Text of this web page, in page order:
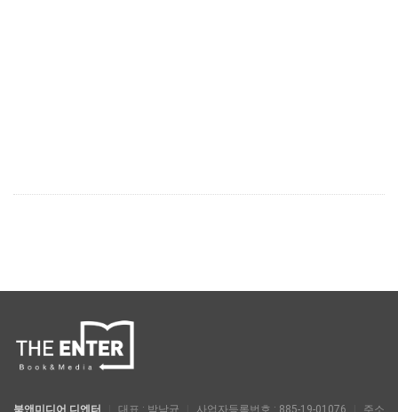
북앤미디어 디엔터 대표 : 박남균 사업자등록번호 : 885-19-01076 주소